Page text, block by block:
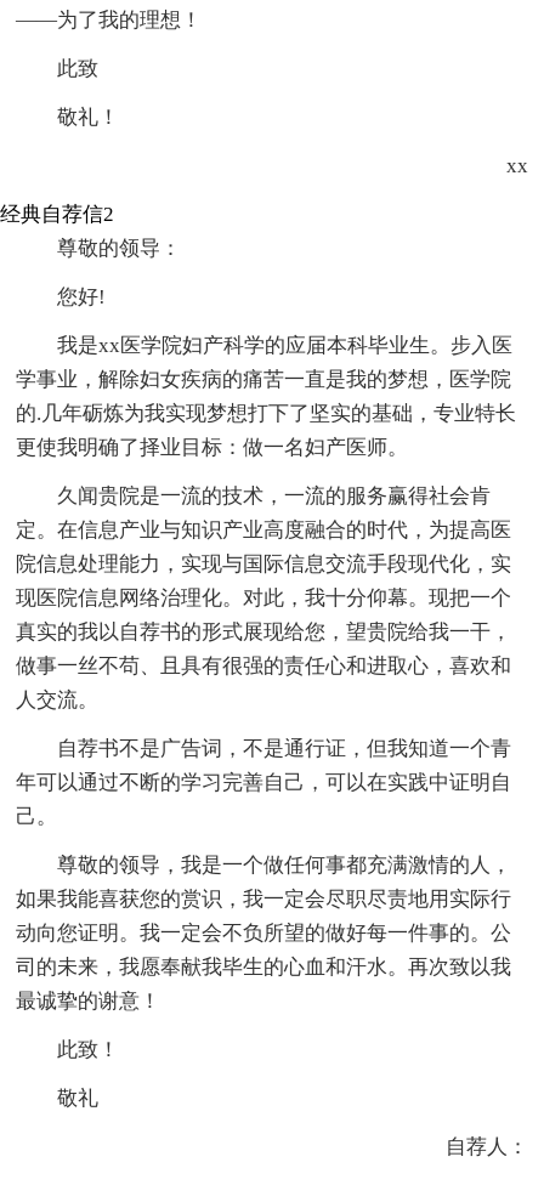
——为了我的理想！
此致
敬礼！
xx
经典自荐信2
尊敬的领导：
您好!
我是xx医学院妇产科学的应届本科毕业生。步入医
学事业，解除妇女疾病的痛苦一直是我的梦想，医学院
的.几年砺炼为我实现梦想打下了坚实的基础，专业特长
更使我明确了择业目标：做一名妇产医师。
久闻贵院是一流的技术，一流的服务赢得社会肯
定。在信息产业与知识产业高度融合的时代，为提高医
院信息处理能力，实现与国际信息交流手段现代化，实
现医院信息网络治理化。对此，我十分仰幕。现把一个
真实的我以自荐书的形式展现给您，望贵院给我一干，
做事一丝不苟、且具有很强的责任心和进取心，喜欢和
人交流。
自荐书不是广告词，不是通行证，但我知道一个青
年可以通过不断的学习完善自己，可以在实践中证明自
己。
尊敬的领导，我是一个做任何事都充满激情的人，
如果我能喜获您的赏识，我一定会尽职尽责地用实际行
动向您证明。我一定会不负所望的做好每一件事的。公
司的未来，我愿奉献我毕生的心血和汗水。再次致以我
最诚挚的谢意！
此致！
敬礼
自荐人：